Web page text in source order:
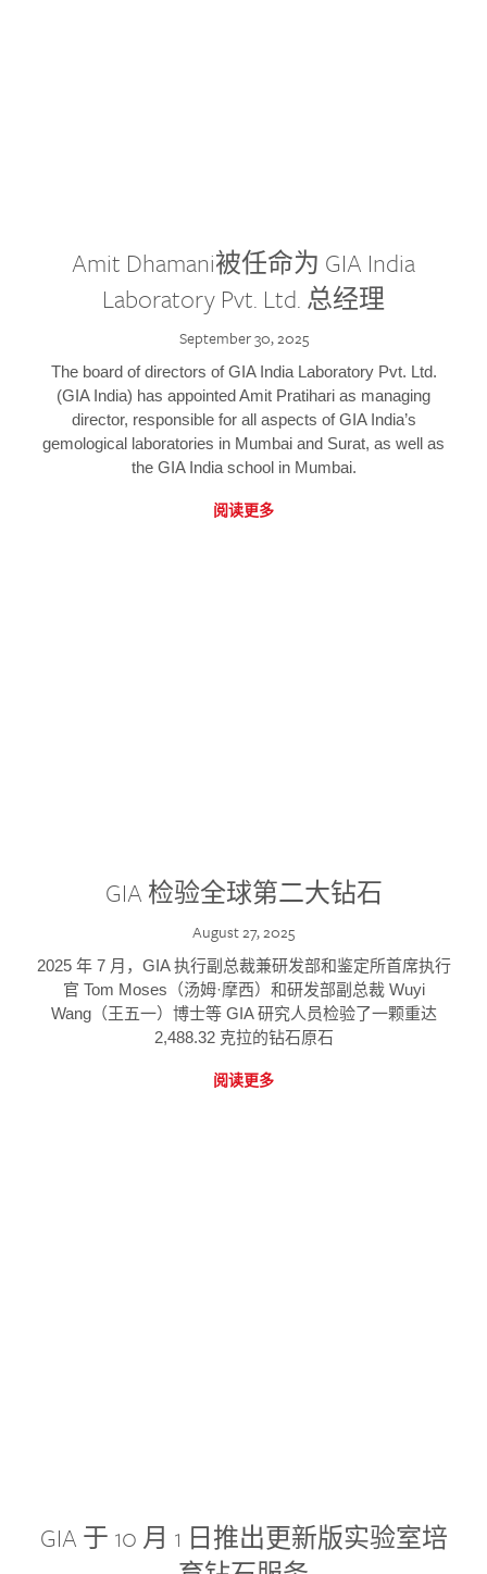
Amit Dhamani被任命为 GIA India
Laboratory Pvt. Ltd. 总经理
September 30, 2025
The board of directors of GIA India Laboratory Pvt. Ltd.
(GIA India) has appointed Amit Pratihari as managing
director, responsible for all aspects of GIA India’s
gemological laboratories in Mumbai and Surat, as well as
the GIA India school in Mumbai.
阅读更多
GIA 检验全球第二大钻石
August 27, 2025
2025 年 7 月，GIA 执行副总裁兼研发部和鉴定所首席执行
官 Tom Moses（汤姆·摩西）和研发部副总裁 Wuyi
Wang（王五一）博士等 GIA 研究人员检验了一颗重达
2,488.32 克拉的钻石原石
阅读更多
GIA 于 10 月 1 日推出更新版实验室培